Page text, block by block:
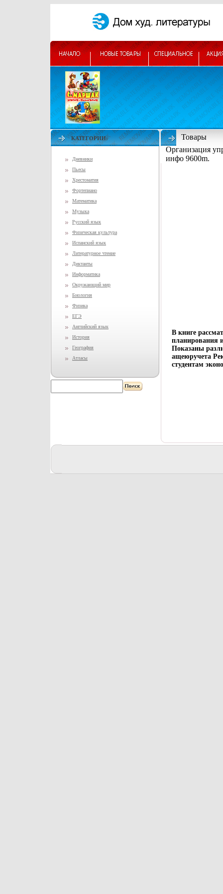
КАТЕГОРИИ:
Дневники
Пьесы
Хрестоматия
Фортепиано
Математика
Музыка
Русский язык
Физическая культура
Испанский язык
Литературное чтение
Диктанты
Информатика
Окружающий мир
Биология
Физика
ЕГЭ
Английский язык
История
География
Атласы
Товары
Организация
инфо 9600m.
В книге
планирования
Показаны
ащеюручета
студентам